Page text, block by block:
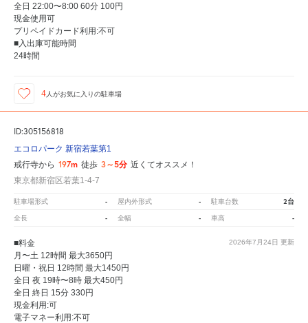
全日 22:00〜8:00 60分 100円
現金使用可
プリペイドカード利用:不可
■入出庫可能時間
24時間
4 人がお気に入りの駐車場
ID:305156818
エコロパーク 新宿若葉第1
戒行寺から 197m 徒歩 3～5分 近くてオススメ！
東京都新宿区若葉1-4-7
駐車場形式 - 屋内外形式 - 駐車台数 2台
全長 - 全幅 - 車高 -
2026年7月24日 更新
■料金
月〜土 12時間 最大3650円
日曜・祝日 12時間 最大1450円
全日 夜 19時〜8時 最大450円
全日 終日 15分 330円
現金利用:可
電子マネー利用:不可